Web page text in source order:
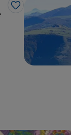
Like